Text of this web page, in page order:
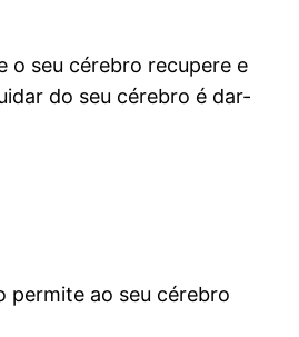
o seu cérebro recupere e
do seu cérebro é dar-
permite ao seu cérebro